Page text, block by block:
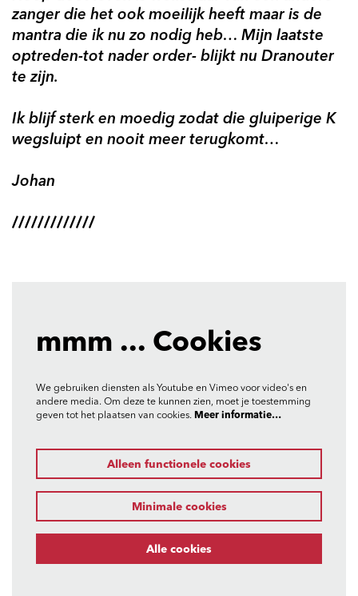
zanger die het ook moeilijk heeft maar is de
mantra die ik nu zo nodig heb… Mijn laatste
optreden-tot nader order- blijkt nu Dranouter
te zijn.
Ik blijf sterk en moedig zodat die gluiperige K
wegsluipt en nooit meer terugkomt…
Johan
/////////////
mmm ... Cookies
We gebruiken diensten als Youtube en Vimeo voor video's en
andere media. Om deze te kunnen zien, moet je toestemming
geven tot het plaatsen van cookies. Meer informatie…
Alleen functionele cookies
Minimale cookies
Alle cookies